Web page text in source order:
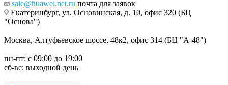
sale@huawei.net.ru почта для заявок
Екатеринбург, ул. Основинская, д. 10, офис 320 (БЦ
"Основа")
Москва, Алтуфьевское шоссе, 48к2, офис 314 (БЦ "А-48")
пн-пт: с 09:00 до 19:00
сб-вс: выходной день